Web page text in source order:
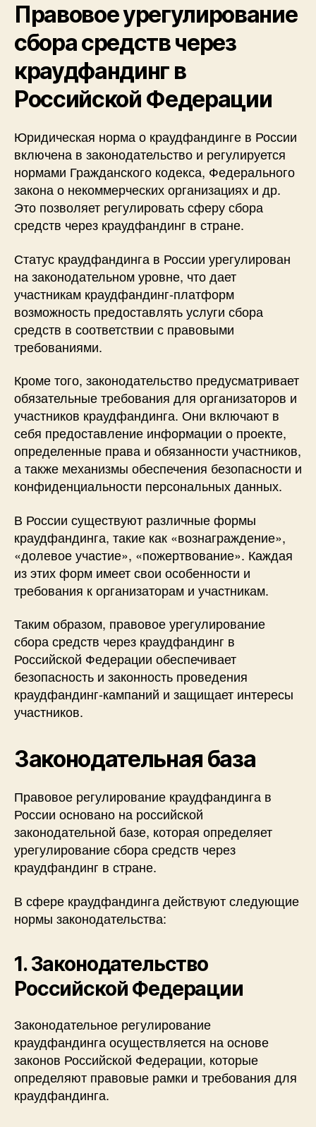
Правовое урегулирование
сбора средств через
краудфандинг в
Российской Федерации
Юридическая норма о краудфандинге в России
включена в законодательство и регулируется
нормами Гражданского кодекса, Федерального
закона о некоммерческих организациях и др.
Это позволяет регулировать сферу сбора
средств через краудфандинг в стране.
Статус краудфандинга в России урегулирован
на законодательном уровне, что дает
участникам краудфандинг-платформ
возможность предоставлять услуги сбора
средств в соответствии с правовыми
требованиями.
Кроме того, законодательство предусматривает
обязательные требования для организаторов и
участников краудфандинга. Они включают в
себя предоставление информации о проекте,
определенные права и обязанности участников,
а также механизмы обеспечения безопасности и
конфиденциальности персональных данных.
В России существуют различные формы
краудфандинга, такие как «вознаграждение»,
«долевое участие», «пожертвование». Каждая
из этих форм имеет свои особенности и
требования к организаторам и участникам.
Таким образом, правовое урегулирование
сбора средств через краудфандинг в
Российской Федерации обеспечивает
безопасность и законность проведения
краудфандинг-кампаний и защищает интересы
участников.
Законодательная база
Правовое регулирование краудфандинга в
России основано на российской
законодательной базе, которая определяет
урегулирование сбора средств через
краудфандинг в стране.
В сфере краудфандинга действуют следующие
нормы законодательства:
1. Законодательство
Российской Федерации
Законодательное регулирование
краудфандинга осуществляется на основе
законов Российской Федерации, которые
определяют правовые рамки и требования для
краудфандинга.